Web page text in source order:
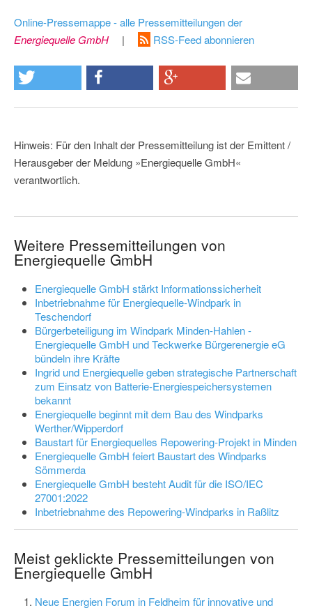
Online-Pressemappe - alle Pressemitteilungen der
Energiequelle GmbH
| RSS-Feed abonnieren
Hinweis: Für den Inhalt der Pressemitteilung ist der Emittent /
Herausgeber der Meldung »Energiequelle GmbH«
verantwortlich.
Weitere Pressemitteilungen von
Energiequelle GmbH
Energiequelle GmbH stärkt Informationssicherheit
Inbetriebnahme für Energiequelle-Windpark in
Teschendorf
Bürgerbeteiligung im Windpark Minden-Hahlen -
Energiequelle GmbH und Teckwerke Bürgerenergie eG
bündeln ihre Kräfte
Ingrid und Energiequelle geben strategische Partnerschaft
zum Einsatz von Batterie-Energiespeichersystemen
bekannt
Energiequelle beginnt mit dem Bau des Windparks
Werther/Wipperdorf
Baustart für Energiequelles Repowering-Projekt in Minden
Energiequelle GmbH feiert Baustart des Windparks
Sömmerda
Energiequelle GmbH besteht Audit für die ISO/IEC
27001:2022
Inbetriebnahme des Repowering-Windparks in Raßlitz
Meist geklickte Pressemitteilungen von
Energiequelle GmbH
Neue Energien Forum in Feldheim für innovative und